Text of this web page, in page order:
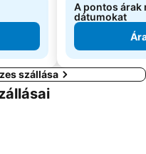
A pontos árak
dátumokat
szállása